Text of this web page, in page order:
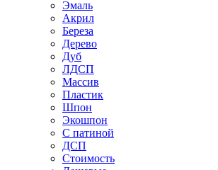
Эмаль
Акрил
Береза
Дерево
Дуб
ЛДСП
Массив
Пластик
Шпон
Экошпон
С патиной
ДСП
Стоимость